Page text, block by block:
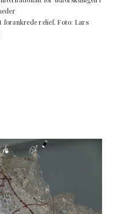
forankrede relief. Foto: Lars